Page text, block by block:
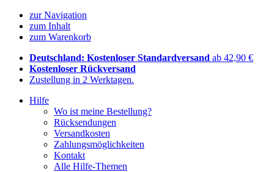
zur Navigation
zum Inhalt
zum Warenkorb
Deutschland: Kostenloser Standardversand ab 42,90 €
Kostenloser Rückversand
Zustellung in 2 Werktagen.
Hilfe
Wo ist meine Bestellung?
Rücksendungen
Versandkosten
Zahlungsmöglichkeiten
Kontakt
Alle Hilfe-Themen